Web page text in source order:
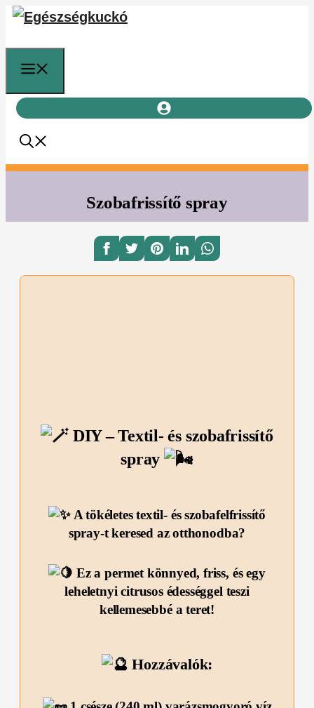
Kilépés
Szobafrissítő spray
DIY – Textil- és szobafrissítő
spray
A tökéletes textil- és szobafelfrissítő
spray-t keresed az otthonodba?
Ez a permet könnyed, friss, és egy
leheletnyi citrusos édességgel teszi
kellemesebbé a teret!
Hozzávalók: